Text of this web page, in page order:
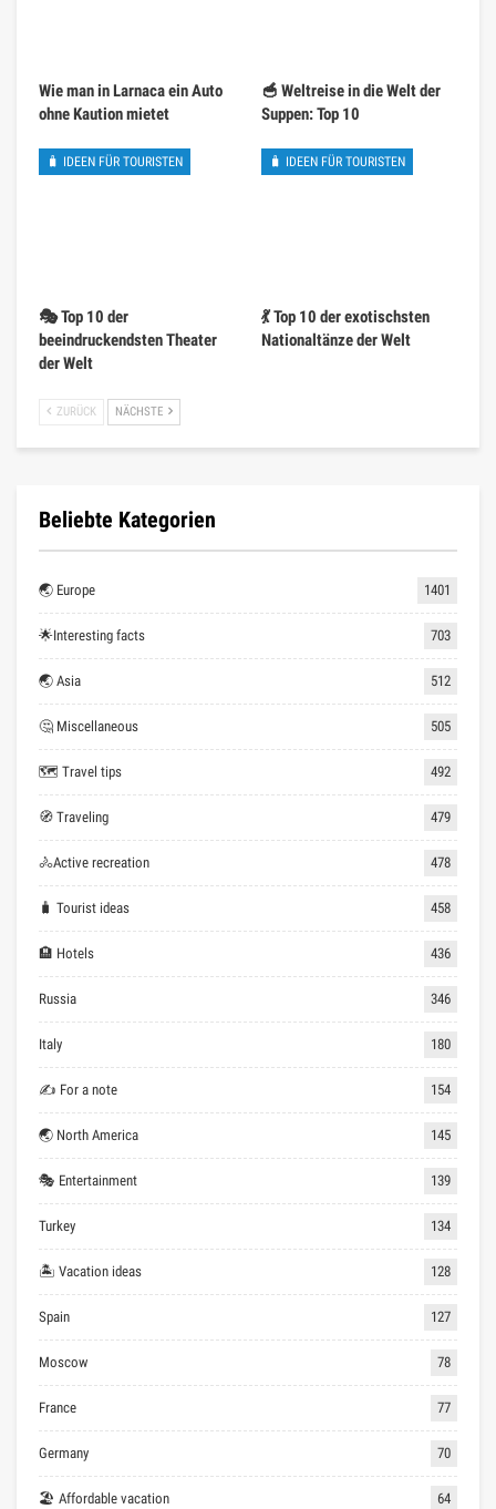
Wie man in Larnaca ein Auto
ohne Kaution mietet
🥣 Weltreise in die Welt der
Suppen: Top 10
🧳 IDEEN FÜR TOURISTEN
🎭 Top 10 der
beeindruckendsten Theater
der Welt
🧳 IDEEN FÜR TOURISTEN
💃 Top 10 der exotischsten
Nationaltänze der Welt
ZURÜCK NÄCHSTE
Beliebte Kategorien
🌏 Europe 1401
🌟Interesting facts 703
🌏 Asia 512
🤔 Miscellaneous 505
🗺 Travel tips 492
🧭 Traveling 479
🚴Active recreation 478
🧳 Tourist ideas 458
🏨 Hotels 436
Russia 346
Italy 180
✍ For a note 154
🌏 North America 145
🎭 Entertainment 139
Turkey 134
🏝 Vacation ideas 128
Spain 127
Moscow 78
France 77
Germany 70
🏖 Affordable vacation 64